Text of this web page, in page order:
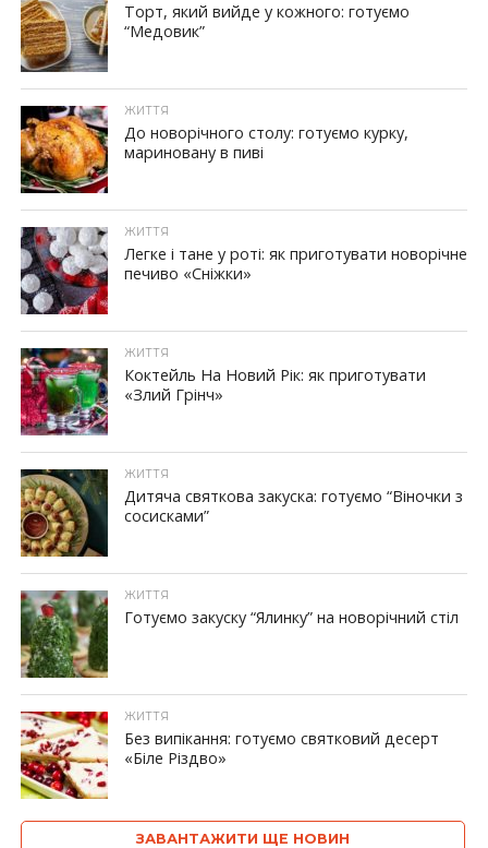
Торт, який вийде у кожного: готуємо
“Медовик”
ЖИТТЯ
До новорічного столу: готуємо курку,
мариновану в пиві
ЖИТТЯ
Легке і тане у роті: як приготувати новорічне
печиво «Сніжки»
ЖИТТЯ
Коктейль На Новий Рік: як приготувати
«Злий Грінч»
ЖИТТЯ
Дитяча святкова закуска: готуємо “Віночки з
сосисками”
ЖИТТЯ
Готуємо закуску “Ялинку” на новорічний стіл
ЖИТТЯ
Без випікання: готуємо святковий десерт
«Біле Різдво»
ЗАВАНТАЖИТИ ЩЕ НОВИН